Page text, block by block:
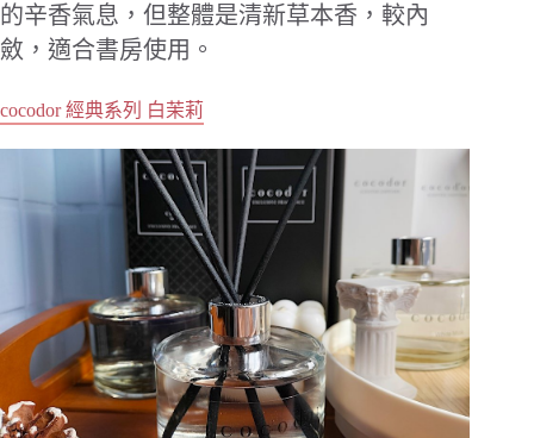
的辛香氣息，但整體是清新草本香，較內
斂，適合書房使用。
cocodor 經典系列 白茉莉